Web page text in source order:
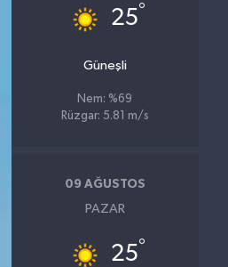
25°
Güneşli
Nem: %69
Rüzgar: 5.81 m/s
09 AĞUSTOS
PAZAR
25°